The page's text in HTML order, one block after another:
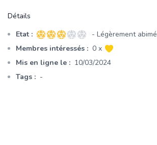
Détails
Etat : 3 sur 5 étoiles
- Légèrement abimé
Membres intéressés : 0 x
Mis en ligne le : 10/03/2024
Tags : -